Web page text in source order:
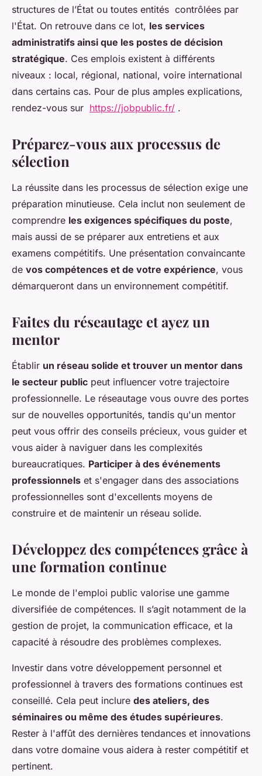
structures de l’État ou toutes entités contrôlées par
l'État. On retrouve dans ce lot, les services
administratifs ainsi que les postes de décision
stratégique. Ces emplois existent à différents
niveaux : local, régional, national, voire international
dans certains cas. Pour de plus amples explications,
rendez-vous sur https://jobpublic.fr/ .
Préparez-vous aux processus de
sélection
La réussite dans les processus de sélection exige une
préparation minutieuse. Cela inclut non seulement de
comprendre les exigences spécifiques du poste,
mais aussi de se préparer aux entretiens et aux
examens compétitifs. Une présentation convaincante
de vos compétences et de votre expérience, vous
démarqueront dans un environnement compétitif.
Faites du réseautage et ayez un
mentor
Établir un réseau solide et trouver un mentor dans
le secteur public peut influencer votre trajectoire
professionnelle. Le réseautage vous ouvre des portes
sur de nouvelles opportunités, tandis qu'un mentor
peut vous offrir des conseils précieux, vous guider et
vous aider à naviguer dans les complexités
bureaucratiques. Participer à des événements
professionnels et s'engager dans des associations
professionnelles sont d'excellents moyens de
construire et de maintenir un réseau solide.
Développez des compétences grâce à
une formation continue
Le monde de l'emploi public valorise une gamme
diversifiée de compétences. Il s’agit notamment de la
gestion de projet, la communication efficace, et la
capacité à résoudre des problèmes complexes.
Investir dans votre développement personnel et
professionnel à travers des formations continues est
conseillé. Cela peut inclure des ateliers, des
séminaires ou même des études supérieures.
Rester à l'affût des dernières tendances et innovations
dans votre domaine vous aidera à rester compétitif et
pertinent.